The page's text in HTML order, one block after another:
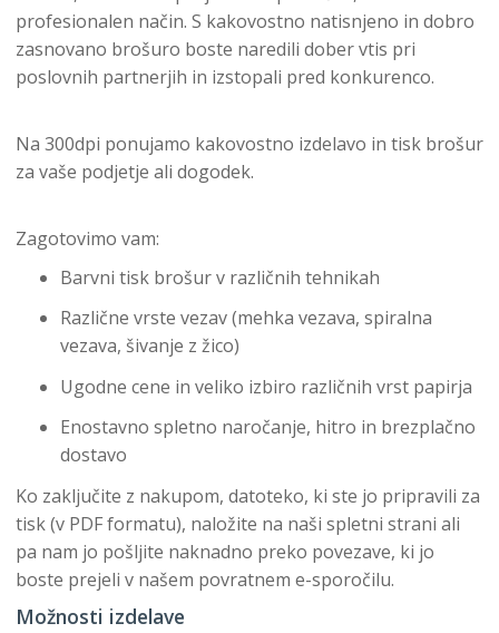
profesionalen način. S kakovostno natisnjeno in dobro
zasnovano brošuro boste naredili dober vtis pri
poslovnih partnerjih in izstopali pred konkurenco.
Na 300dpi ponujamo kakovostno izdelavo in tisk brošur
za vaše podjetje ali dogodek.
Zagotovimo vam:
Barvni tisk brošur v različnih tehnikah
Različne vrste vezav (mehka vezava, spiralna
vezava, šivanje z žico)
Ugodne cene in veliko izbiro različnih vrst papirja
Enostavno spletno naročanje, hitro in brezplačno
dostavo
Ko zaključite z nakupom, datoteko, ki ste jo pripravili za
tisk (v PDF formatu), naložite na naši spletni strani ali
pa nam jo pošljite naknadno preko povezave, ki jo
boste prejeli v našem povratnem e-sporočilu.
Možnosti izdelave